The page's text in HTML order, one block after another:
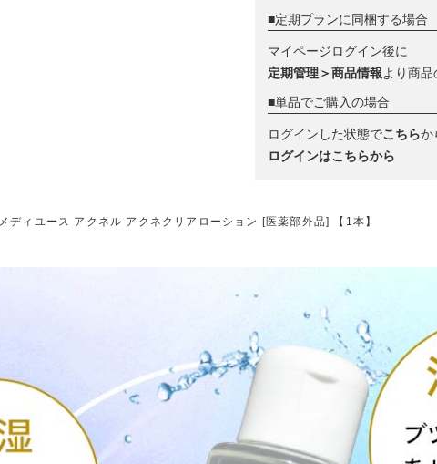
■定期プランに同梱する場合
マイページログイン後に
定期管理＞商品情報より商品
■単品でご購入の場合
ログインした状態でこちらか
ログインはこちらから
メディユース アクネル アクネクリアローション [医薬部外品] 【1本】